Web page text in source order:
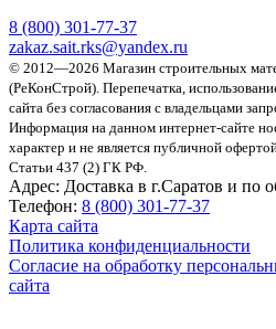
8 (800) 301-77-37
zakaz.sait.rks@yandex.ru
© 2012—2026 Магазин строительных
(РеКонСтрой). Перепечатка,
сайта без согласования с владельцами
Информация на данном интернет-сайте
характер и не является публичной
Статьи 437 (2) ГК РФ.
Адрес: Доставка в г.Саратов и по
Телефон: 8 (800) 301-77-37
Карта сайта
Политика конфиденциальности
Согласие на обработку
сайта